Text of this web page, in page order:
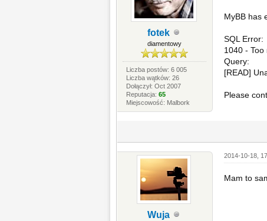
fotek
diamentowy
Liczba postów: 6 005
Liczba wątków: 26
Dołączył: Oct 2007
Reputacja:65
Miejscowość: Malbork
MyBB has
SQL Error:
1040 -
Query:
[READ]
Please
Wuja
2014-10-18,
Mam to